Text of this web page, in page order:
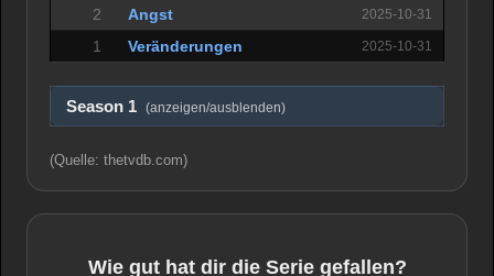
2 Angst 2025-10-31
1 Veränderungen 2025-10-31
Season 1 (anzeigen/ausblenden)
(Quelle: thetvdb.com)
Wie gut hat dir die Serie gefallen?